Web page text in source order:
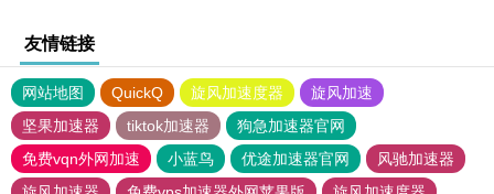
友情链接
网站地图 QuickQ 旋风加速度器
旋风加速
坚果加速器
tiktok加速器
狗急加速器官网
免费vqn外网加速
小蓝鸟 优途加速器官网
风驰加速器